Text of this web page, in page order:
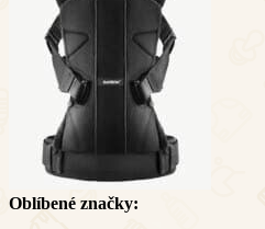
Oblíbené značky: